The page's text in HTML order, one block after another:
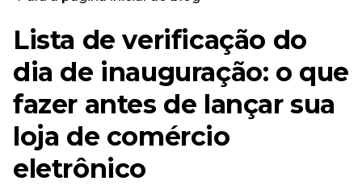
Lista de verificação do
dia de inauguração: o que
fazer antes de lançar sua
loja de comércio
eletrônico